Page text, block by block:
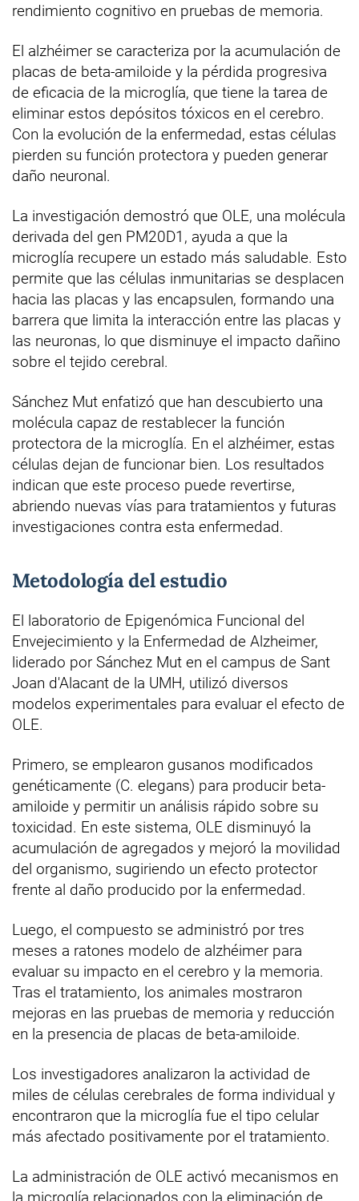
rendimiento cognitivo en pruebas de memoria.
El alzhéimer se caracteriza por la acumulación de
placas de beta-amiloide y la pérdida progresiva
de eficacia de la microglía, que tiene la tarea de
eliminar estos depósitos tóxicos en el cerebro.
Con la evolución de la enfermedad, estas células
pierden su función protectora y pueden generar
daño neuronal.
La investigación demostró que OLE, una molécula
derivada del gen PM20D1, ayuda a que la
microglía recupere un estado más saludable. Esto
permite que las células inmunitarias se desplacen
hacia las placas y las encapsulen, formando una
barrera que limita la interacción entre las placas y
las neuronas, lo que disminuye el impacto dañino
sobre el tejido cerebral.
Sánchez Mut enfatizó que han descubierto una
molécula capaz de restablecer la función
protectora de la microglía. En el alzhéimer, estas
células dejan de funcionar bien. Los resultados
indican que este proceso puede revertirse,
abriendo nuevas vías para tratamientos y futuras
investigaciones contra esta enfermedad.
Metodología del estudio
El laboratorio de Epigenómica Funcional del
Envejecimiento y la Enfermedad de Alzheimer,
liderado por Sánchez Mut en el campus de Sant
Joan d'Alacant de la UMH, utilizó diversos
modelos experimentales para evaluar el efecto de
OLE.
Primero, se emplearon gusanos modificados
genéticamente (C. elegans) para producir beta-
amiloide y permitir un análisis rápido sobre su
toxicidad. En este sistema, OLE disminuyó la
acumulación de agregados y mejoró la movilidad
del organismo, sugiriendo un efecto protector
frente al daño producido por la enfermedad.
Luego, el compuesto se administró por tres
meses a ratones modelo de alzhéimer para
evaluar su impacto en el cerebro y la memoria.
Tras el tratamiento, los animales mostraron
mejoras en las pruebas de memoria y reducción
en la presencia de placas de beta-amiloide.
Los investigadores analizaron la actividad de
miles de células cerebrales de forma individual y
encontraron que la microglía fue el tipo celular
más afectado positivamente por el tratamiento.
La administración de OLE activó mecanismos en
la microglía relacionados con la eliminación de